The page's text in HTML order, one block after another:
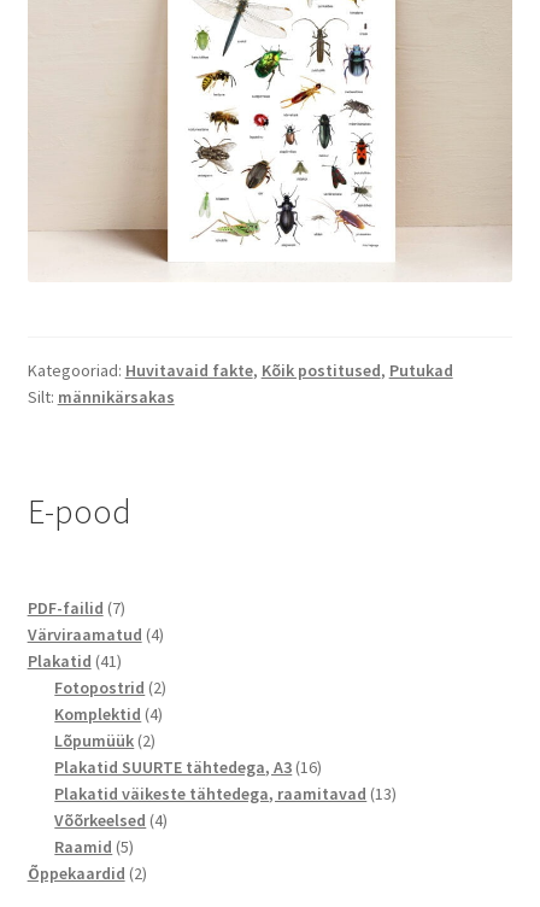
Kategooriad: Huvitavaid fakte, Kõik postitused, Putukad
Silt: männikärsakas
E-pood
PDF-failid 77
toodet
Värviraamatud 44
Plakatid 4141
toodet
Fotopostrid 22
toodet
Komplektid 44
Lõpumüük 22
toodet
Plakatid SUURTE tähtedega, A3 1616
toodet
Plakatid väikeste tähtedega, raamitavad 1313
Võõrkeelsed 44
Raamid 55
toodet
Õppekaardid 22